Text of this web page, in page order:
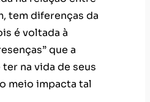
tem diferenças da
é voltada à
que a
na vida de seus
meio impacta tal